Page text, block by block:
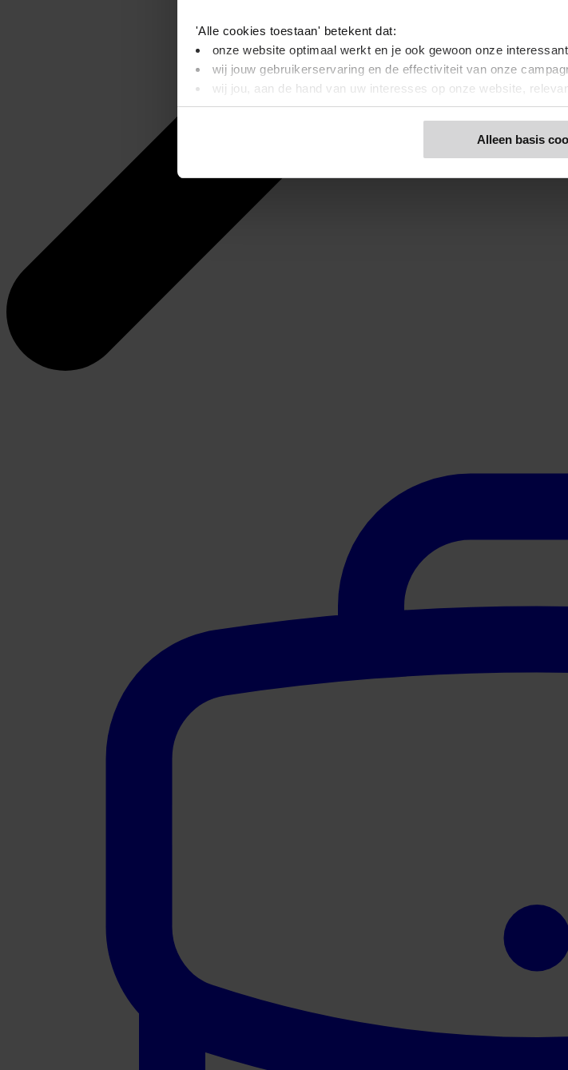
'Alle cookies toestaan' betekent dat:
onze website optimaal werkt en je ook gewoon onze
wij jouw gebruikerservaring en de effectiviteit van onze
wij jou, aan de hand van uw interesses op onze website,
je onze video’s niet kunt bekijken, zonde toch…?
Dit bericht verdwijnt zodra u een keuze maakt. Via de knop
informatie. Op deze pagina kunt u ook uw keuze aanpassen.
Alleen basis